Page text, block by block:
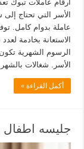
ارقام عاملات تبوك
الأسر التي تحتاج
عاملة بدوام كامل.
الاستعانة بخادمة
الرسوم الشهرية
الأسر. شغالات
أكمل القراءة »
جليسه اطفال